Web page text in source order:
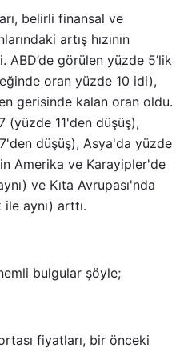
belirli finansal ve
artış hızının
ABD’de görülen yüzde 5’lik
oran yüzde 10 idi),
gerisinde kalan oran oldu.
(yüzde 11'den düşüş),
düşüş), Asya'da yüzde
Amerika ve Karayipler'de
ve Kıta Avrupası'nda
aynı) arttı.
bulgular şöyle;
fiyatları, bir önceki